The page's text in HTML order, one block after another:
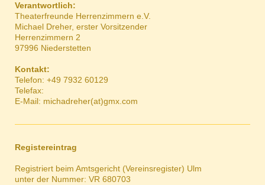
Verantwortlich:
Theaterfreunde Herrenzimmern e.V.
Michael Dreher, erster Vorsitzender
Herrenzimmern 2
97996 Niederstetten
Kontakt:
Telefon: +49 7932 60129
Telefax:
E-Mail: michadreher(at)gmx.com
Registereintrag
Registriert beim Amtsgericht (Vereinsregister) Ulm
unter der Nummer: VR 680703